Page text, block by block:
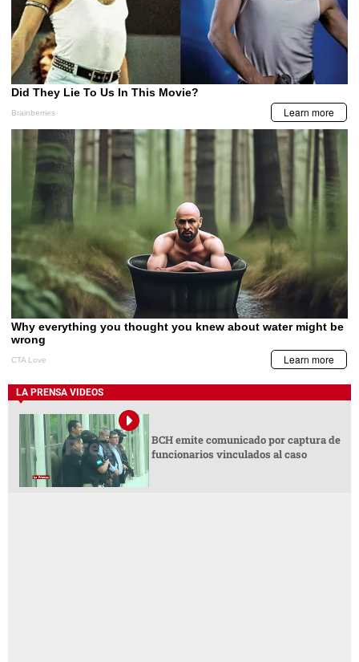
LA PRENSA VIDEOS
BCH emite comunicado por captura de
funcionarios vinculados al caso